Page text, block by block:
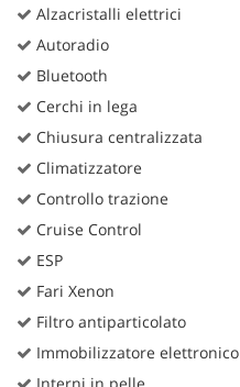
Alzacristalli elettrici
Autoradio
Bluetooth
Cerchi in lega
Chiusura centralizzata
Climatizzatore
Controllo trazione
Cruise Control
ESP
Fari Xenon
Filtro antiparticolato
Immobilizzatore elettronico